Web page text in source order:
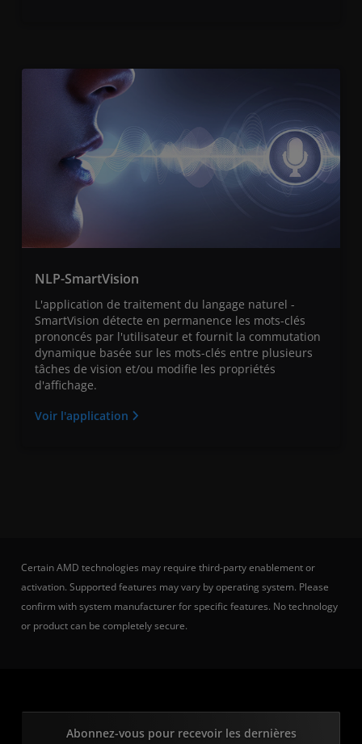
NLP-SmartVision
L'application de traitement du langage naturel -
SmartVision détecte en permanence les mots-clés
prononcés par l'utilisateur et fournit la commutation
dynamique basée sur les mots-clés entre plusieurs
tâches de vision et/ou modifie les propriétés
d'affichage.
Voir l'application
Certain AMD technologies may require third-party enablement or
activation. Supported features may vary by operating system. Please
confirm with system manufacturer for specific features. No technology
or product can be completely secure.
Abonnez-vous pour recevoir les dernières